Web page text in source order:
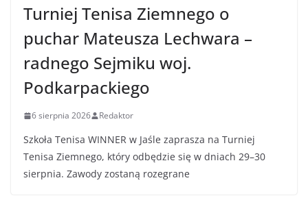
Turniej Tenisa Ziemnego o
puchar Mateusza Lechwara –
radnego Sejmiku woj.
Podkarpackiego
6 sierpnia 2026 Redaktor
Szkoła Tenisa WINNER w Jaśle zaprasza na Turniej
Tenisa Ziemnego, który odbędzie się w dniach 29–30
sierpnia. Zawody zostaną rozegrane